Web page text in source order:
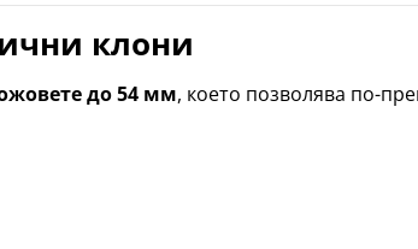
клони
до 54 мм, което позволява по-